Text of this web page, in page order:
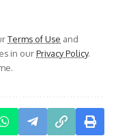
Terms of Use and
in ourPrivacy Policy.